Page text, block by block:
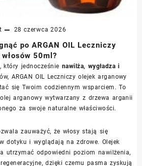
28 czerwca 2026
po ARGAN OIL Leczniczy
50ml?
który jednocześnie nawilża, wygładza i
ARGAN OIL Leczniczy olejek arganowy
się Twoim codziennym wsparciem. To
arganowy wytwarzany z drzewa arganii
za swoje naturalne właściwości.
zauważyć, że włosy stają się
dotyku i wyglądają na zdrowe. Olejek
utrzymać odpowiedni poziom nawilżenia,
dzięki czemu pasma zyskują